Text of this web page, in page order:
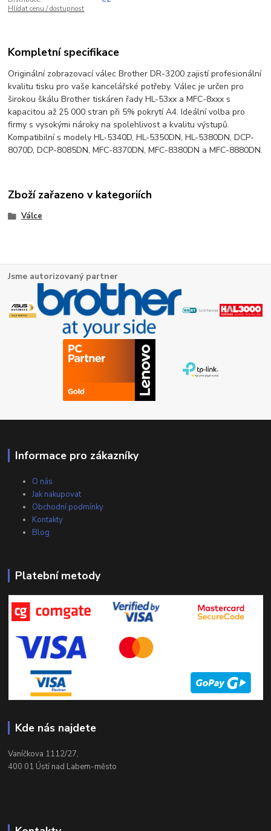
Hlídat cenu / dostupnost
Kompletní specifikace
Originální zobrazovací válec Brother DR-3200 zajistí profesionální
kvalitu tisku pro vaše kancelářské potřeby. Válec je určen pro
širokou škálu Brother tiskáren řady HL-53xx a MFC-8xxx s
kapacitou až 25 000 stran při 5% pokrytí A4. Ideální volba pro
firmy s vysokými nároky na spolehlivost a kvalitu výstupů.
Kompatibilní s modely HL-5340D, HL-5350DN, HL-5380DN, DCP-
8070D, DCP-8085DN, MFC-8370DN, MFC-8380DN a MFC-8880DN.
Zboží zařazeno v kategoriích
Válce
Jsme autorizovaný partner
Informace pro zákazníky
O nás
Jak nakupovat
Obchodní podmínky
Kontakty
Blog
Platební metody
Kde nás najdete
Vaníčkova 1112/27,
400 01 Ústí nad Labem-město